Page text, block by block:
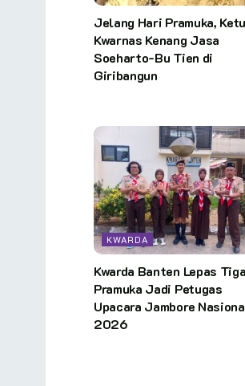
Jelang Hari Pramuka,
Kwarnas Kenang Jasa
Soeharto-Bu Tien di
Giribangun
KWARDA
Kwarda Banten Lepas Tiga
Pramuka Jadi Petugas
Upacara Jambore
2026